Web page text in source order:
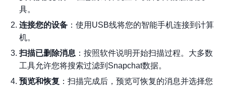
具。
连接您的设备 ：使用USB线将您的智能手机连接到计算
机。
扫描已删除消息 ：按照软件说明开始扫描过程。大多数
工具允许您将搜索过滤到Snapchat数据。
预览和恢复 ：扫描完成后，预览可恢复的消息并选择您